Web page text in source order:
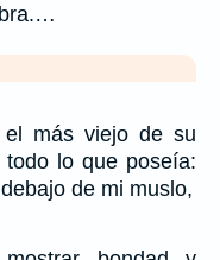
más viejo de su
lo que poseía:
de mi muslo,